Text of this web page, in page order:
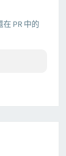
PR 中的